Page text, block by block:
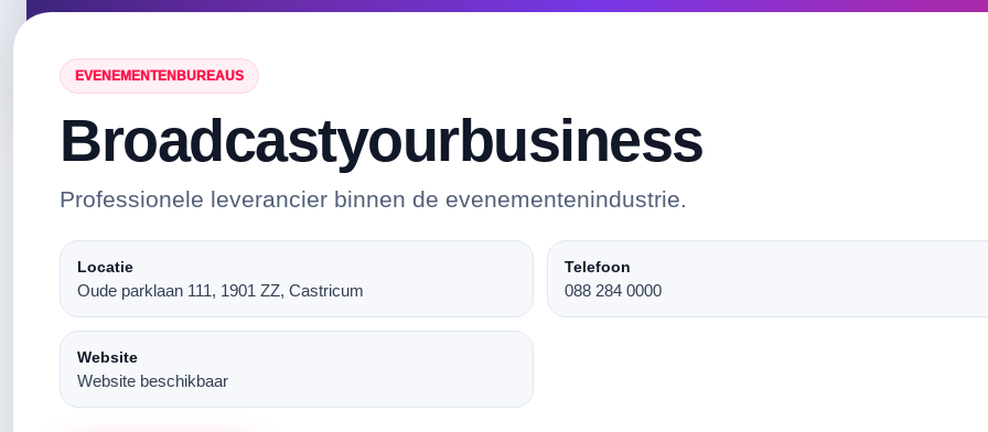
EVENEMENTENBUREAUS
Broadcastyourbusiness
Professionele leverancier binnen de evenementenindustrie.
Locatie
Oude parklaan 111, 1901 ZZ, Castricum
Telefoon
088 284 0000
Website
Website beschikbaar